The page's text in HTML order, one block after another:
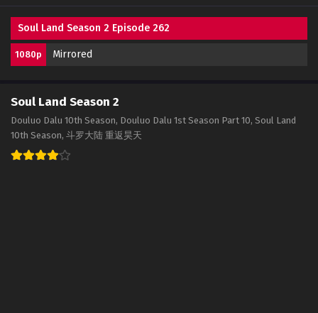
Soul Land Season 2 Episode 262
1080p Mirrored
Soul Land Season 2
Douluo Dalu 10th Season, Douluo Dalu 1st Season Part 10, Soul Land
10th Season, 斗罗大陆 重返昊天